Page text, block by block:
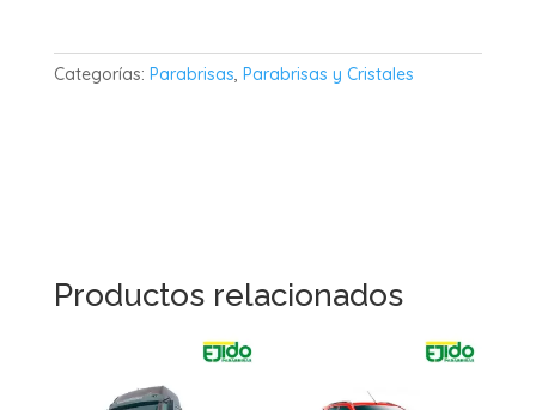
Categorías: Parabrisas, Parabrisas y Cristales
Productos relacionados